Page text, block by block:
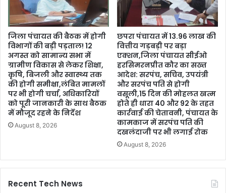
जिला पंचायत की बैठक में होगी
विभागों की बड़ी पड़ताल! 12
अगस्त को सामान्य सभा में
ग्रामीण विकास से लेकर शिक्षा,
कृषि, बिजली और स्वास्थ्य तक
की होगी समीक्षा,लंबित मामलों
पर भी होगी चर्चा, अधिकारियों
को पूरी जानकारी के साथ बैठक
में मौजूद रहने के निर्देश
August 8, 2026
छपरा पंचायत में 13.96 लाख की
वित्तीय गड़बड़ी पर बड़ा
एक्शन,जिला पंचायत सीईओ
हरसिमरनप्रीत कौर का सख्त
आदेश: सरपंच, सचिव, उपयंत्री
और सरपंच पति से होगी
वसूली,15 दिन की मोहलत खत्म
होते ही धारा 40 और 92 के तहत
कार्रवाई की चेतावनी, पंचायत के
कामकाज में सरपंच पति की
दखलंदाजी पर भी लगाई रोक
August 8, 2026
Recent Tech News